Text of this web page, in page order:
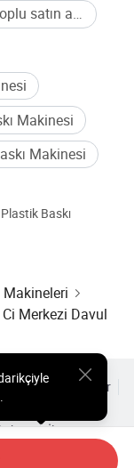
Flexographic Bask\u0131 Makinesi Toplu satın alma
Makinesi
Makinesi
Plastik Baskı
Makineleri
Merkezi Davul
Sıcak Ürünler
İletişim
Rights Reserved